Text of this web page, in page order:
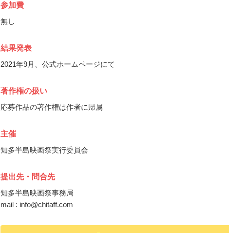
参加費
無し
結果発表
2021年9月、公式ホームページにて
著作権の扱い
応募作品の著作権は作者に帰属
主催
知多半島映画祭実行委員会
提出先・問合先
知多半島映画祭事務局
mail : info@chitaff.com